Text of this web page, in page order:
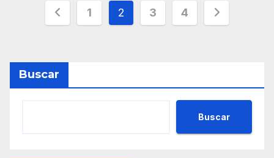
Paginación
entradas
1 2 3 4
Buscar
Buscar